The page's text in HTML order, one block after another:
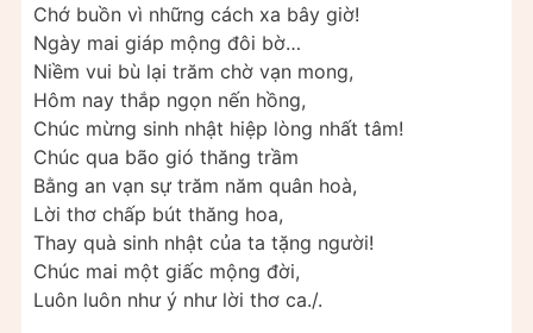
Chớ buồn vì những cách xa bây giờ!
Ngày mai giáp mộng đôi bờ…
Niềm vui bù lại trăm chờ vạn mong,
Hôm nay thắp ngọn nến hồng,
Chúc mừng sinh nhật hiệp lòng nhất tâm!
Chúc qua bão gió thăng trầm
Bằng an vạn sự trăm năm quân hoà,
Lời thơ chấp bút thăng hoa,
Thay quà sinh nhật của ta tặng người!
Chúc mai một giấc mộng đời,
Luôn luôn như ý như lời thơ ca./.